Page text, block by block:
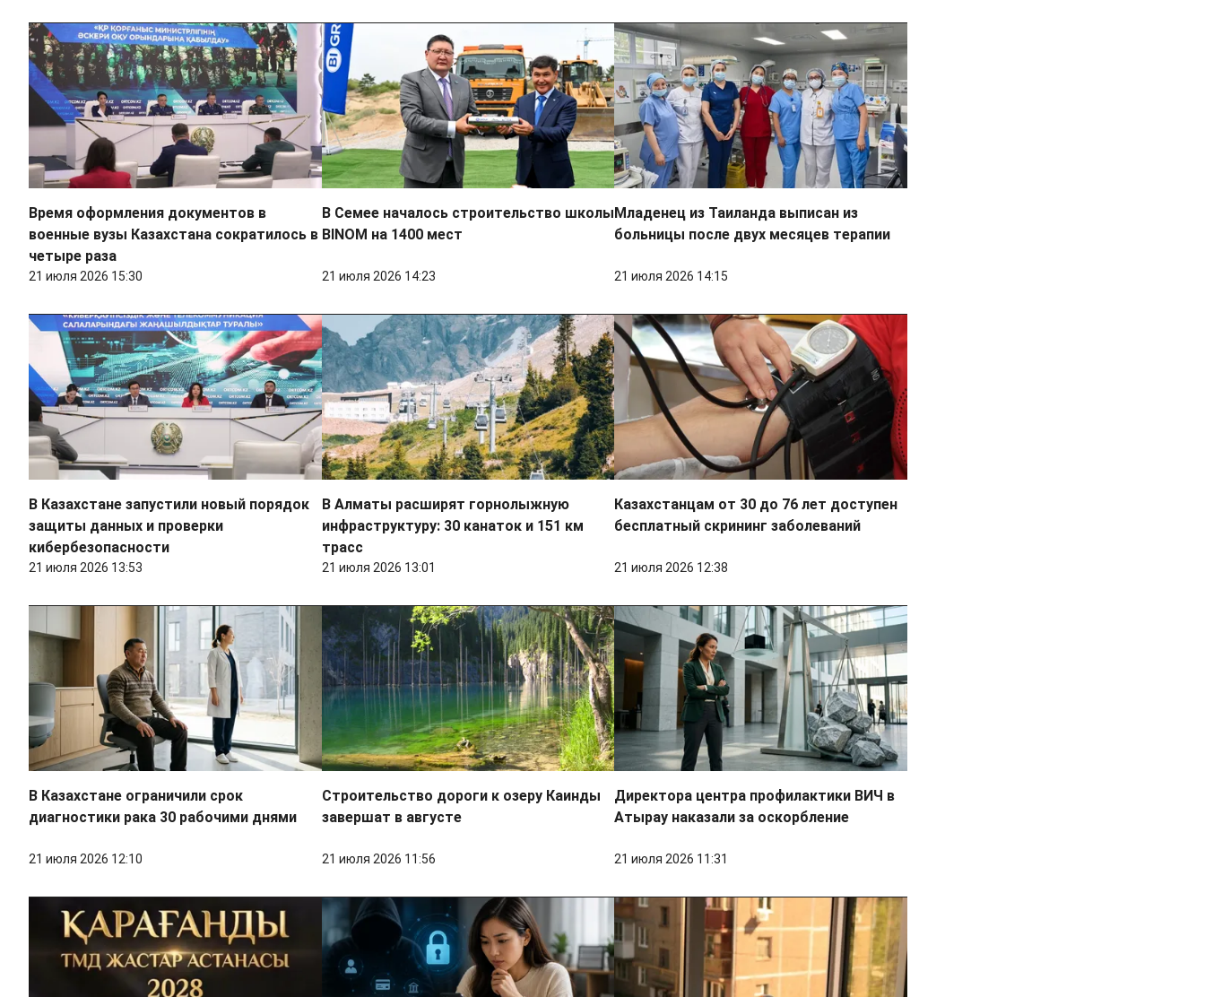
Время оформления документов в
военные вузы Казахстана сократилось в
четыре раза
21 июля 2026 15:30
В Семее началось строительство школы
BINOM на 1400 мест
21 июля 2026 14:23
Младенец из Таиланда выписан из
больницы после двух месяцев терапии
21 июля 2026 14:15
В Казахстане запустили новый порядок
защиты данных и проверки
кибербезопасности
21 июля 2026 13:53
В Алматы расширят горнолыжную
инфраструктуру: 30 канаток и 151 км
трасс
21 июля 2026 13:01
Казахстанцам от 30 до 76 лет доступен
бесплатный скрининг заболеваний
21 июля 2026 12:38
В Казахстане ограничили срок
диагностики рака 30 рабочими днями
21 июля 2026 12:10
Строительство дороги к озеру Каинды
завершат в августе
21 июля 2026 11:56
Директора центра профилактики ВИЧ в
Атырау наказали за оскорбление
21 июля 2026 11:31